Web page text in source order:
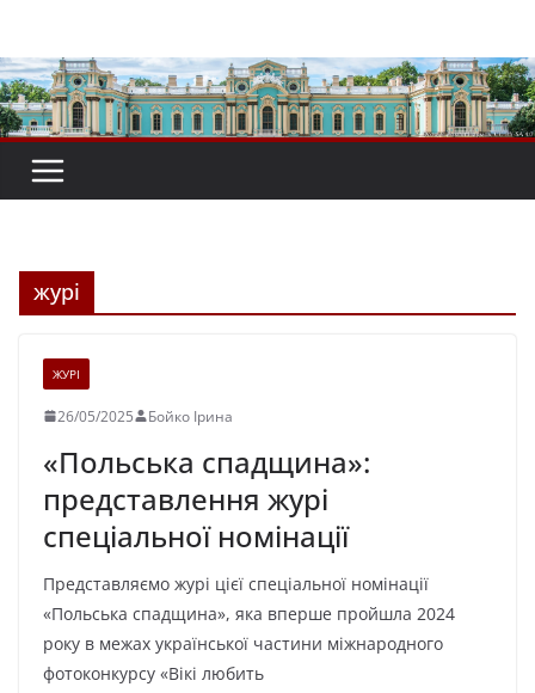
вмісту
журі
ЖУРІ
26/05/2025 Бойко Ірина
«Польська спадщина»:
представлення журі
спеціальної номінації
Представляємо журі цієї спеціальної номінації
«Польська спадщина», яка вперше пройшла 2024
року в межах української частини міжнародного
фотоконкурсу «Вікі любить